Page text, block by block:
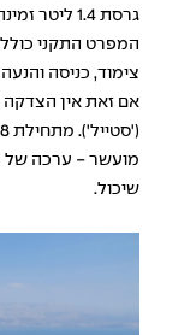
גרסת 1.4
צימוד, כניסה
אם זאת אין
שיכול.